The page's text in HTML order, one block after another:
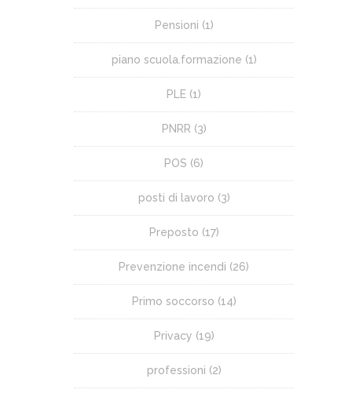
Pensioni (1)
piano scuola.formazione (1)
PLE (1)
PNRR (3)
POS (6)
posti di lavoro (3)
Preposto (17)
Prevenzione incendi (26)
Primo soccorso (14)
Privacy (19)
professioni (2)